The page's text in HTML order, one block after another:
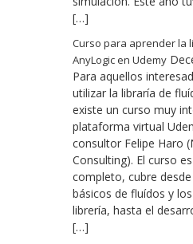
[…]
Curso para aprender la
AnyLogic en Udemy
Para aquellos
utilizar la libraría de
existe un curso muy
plataforma virtual
consultor Felipe Haro
Consulting). El curso
completo, cubre
básicos de fluídos y
librería, hasta el
[…]